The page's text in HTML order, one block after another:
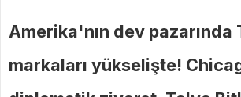
Amerika'nın dev pazarında
markaları yükselişte!